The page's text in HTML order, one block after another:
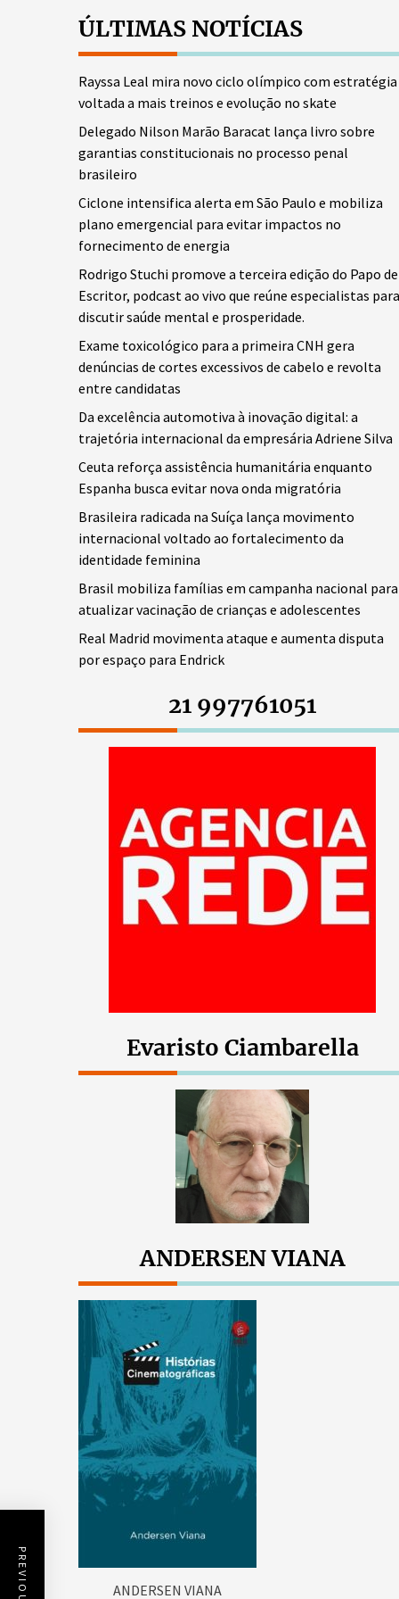
ÚLTIMAS NOTÍCIAS
Rayssa Leal mira novo ciclo olímpico com estratégia
voltada a mais treinos e evolução no skate
Delegado Nilson Marão Baracat lança livro sobre
garantias constitucionais no processo penal
brasileiro
Ciclone intensifica alerta em São Paulo e mobiliza
plano emergencial para evitar impactos no
fornecimento de energia
Rodrigo Stuchi promove a terceira edição do Papo de
Escritor, podcast ao vivo que reúne especialistas para
discutir saúde mental e prosperidade.
Exame toxicológico para a primeira CNH gera
denúncias de cortes excessivos de cabelo e revolta
entre candidatas
Da excelência automotiva à inovação digital: a
trajetória internacional da empresária Adriene Silva
Ceuta reforça assistência humanitária enquanto
Espanha busca evitar nova onda migratória
Brasileira radicada na Suíça lança movimento
internacional voltado ao fortalecimento da
identidade feminina
Brasil mobiliza famílias em campanha nacional para
atualizar vacinação de crianças e adolescentes
Real Madrid movimenta ataque e aumenta disputa
por espaço para Endrick
21 997761051
Evaristo Ciambarella
ANDERSEN VIANA
ANDERSEN VIANA